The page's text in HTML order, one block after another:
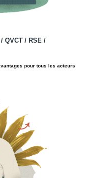
QVCT / RSE /
pour tous les acteurs